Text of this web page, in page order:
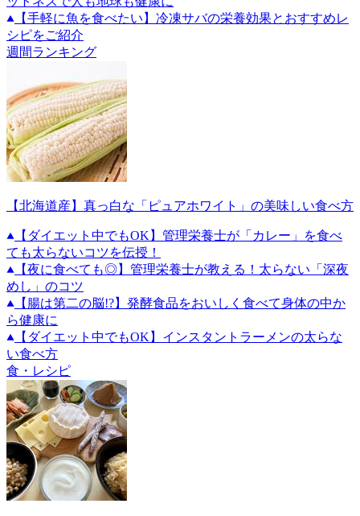
【手軽に魚を食べたい】冷凍サバの栄養効果とおすすめレ
シピをご紹介
週間ランキング
【北海道産】真っ白な「ピュアホワイト」の美味しい食べ方
【ダイエット中でもOK】管理栄養士が「カレー」を食べ
ても太らないコツを伝授！
【夜に食べても◎】管理栄養士が教える！太らない「深夜
めし」のコツ
【腸は第二の脳!?】発酵食品をおいしく食べて身体の中か
ら健康に
【ダイエット中でもOK】インスタントラーメンの太らな
い食べ方
食・レシピ